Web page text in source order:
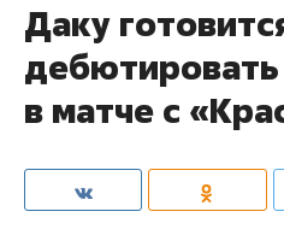
Даку
дебютировать
в матче с